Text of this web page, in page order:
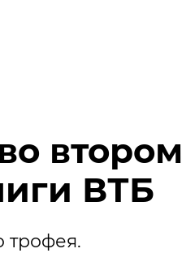
втором
ВТБ
трофея.